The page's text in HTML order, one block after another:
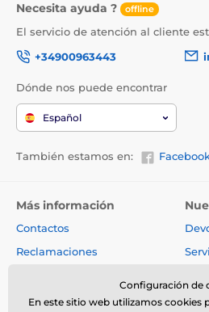
Necesita ayuda ? offline
El servicio de atención al cliente
+34900963443
Dónde nos puede encontrar
Español
También estamos en:
Más información
Contactos
Reclamaciones
Acerca de la compañía
Configuración de
En este sitio web utilizamos cookies